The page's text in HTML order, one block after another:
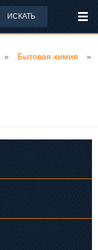
ИСКАТЬ
» Бытовая химия »